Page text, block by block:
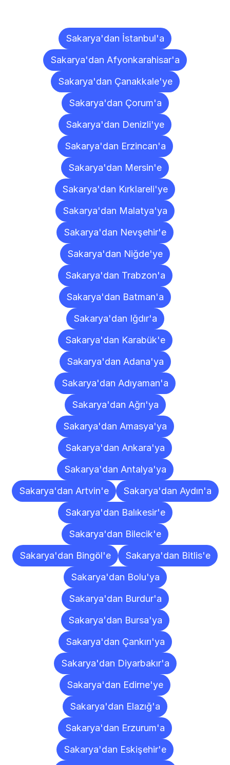
Sakarya'dan İstanbul'a
Sakarya'dan Afyonkarahisar'a
Sakarya'dan Çanakkale'ye
Sakarya'dan Çorum'a
Sakarya'dan Denizli'ye
Sakarya'dan Erzincan'a
Sakarya'dan Mersin'e
Sakarya'dan Kırklareli'ye
Sakarya'dan Malatya'ya
Sakarya'dan Nevşehir'e
Sakarya'dan Niğde'ye
Sakarya'dan Trabzon'a
Sakarya'dan Batman'a
Sakarya'dan Iğdır'a
Sakarya'dan Karabük'e
Sakarya'dan Adana'ya
Sakarya'dan Adıyaman'a
Sakarya'dan Ağrı'ya
Sakarya'dan Amasya'ya
Sakarya'dan Ankara'ya
Sakarya'dan Antalya'ya
Sakarya'dan Artvin'e
Sakarya'dan Aydın'a
Sakarya'dan Balıkesir'e
Sakarya'dan Bilecik'e
Sakarya'dan Bingöl'e
Sakarya'dan Bitlis'e
Sakarya'dan Bolu'ya
Sakarya'dan Burdur'a
Sakarya'dan Bursa'ya
Sakarya'dan Çankırı'ya
Sakarya'dan Diyarbakır'a
Sakarya'dan Edirne'ye
Sakarya'dan Elazığ'a
Sakarya'dan Erzurum'a
Sakarya'dan Eskişehir'e